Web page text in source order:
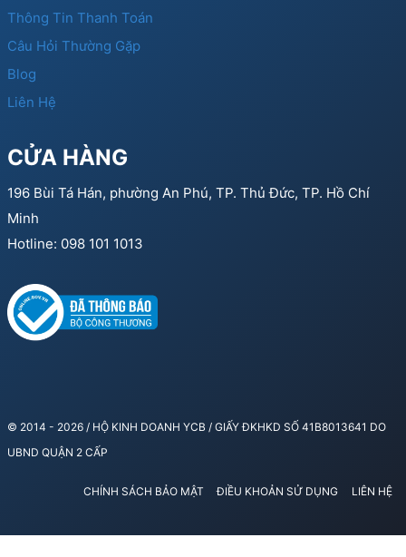
Thông Tin Thanh Toán
Câu Hỏi Thường Gặp
Blog
Liên Hệ
CỬA HÀNG
196 Bùi Tá Hán, phường An Phú, TP. Thủ Đức, TP. Hồ Chí
Minh
Hotline: 098 101 1013
© 2014 - 2026 / HỘ KINH DOANH YCB / GIẤY ĐKHKD SỐ 41B8013641 DO
UBND QUẬN 2 CẤP
CHÍNH SÁCH BẢO MẬT ĐIỀU KHOẢN SỬ DỤNG LIÊN HỆ